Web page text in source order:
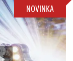
NOVINKA